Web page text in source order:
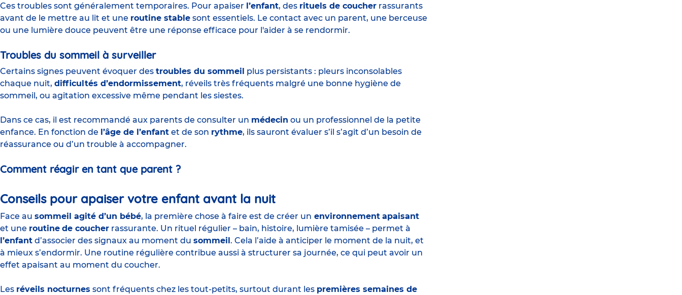
Ces troubles sont généralement temporaires. Pour apaiser l’enfant, des rituels de coucher rassurants
avant de le mettre au lit et une routine stable sont essentiels. Le contact avec un parent, une berceuse
ou une lumière douce peuvent être une réponse efficace pour l'aider à se rendormir.
Troubles du sommeil à surveiller
Certains signes peuvent évoquer des troubles du sommeil plus persistants : pleurs inconsolables
chaque nuit, difficultés d’endormissement, réveils très fréquents malgré une bonne hygiène de
sommeil, ou agitation excessive même pendant les siestes.
Dans ce cas, il est recommandé aux parents de consulter un médecin ou un professionnel de la petite
enfance. En fonction de l’âge de l’enfant et de son rythme, ils sauront évaluer s’il s’agit d’un besoin de
réassurance ou d’un trouble à accompagner.
Comment réagir en tant que parent ?
Conseils pour apaiser votre enfant avant la nuit
Face au sommeil agité d’un bébé, la première chose à faire est de créer un environnement apaisant
et une routine de coucher rassurante. Un rituel régulier – bain, histoire, lumière tamisée – permet à
l’enfant d’associer des signaux au moment du sommeil . Cela l’aide à anticiper le moment de la nuit, et
à mieux s’endormir. Une routine régulière contribue aussi à structurer sa journée, ce qui peut avoir un
effet apaisant au moment du coucher.
Les réveils nocturnes sont fréquents chez les tout-petits, surtout durant les premières semaines de